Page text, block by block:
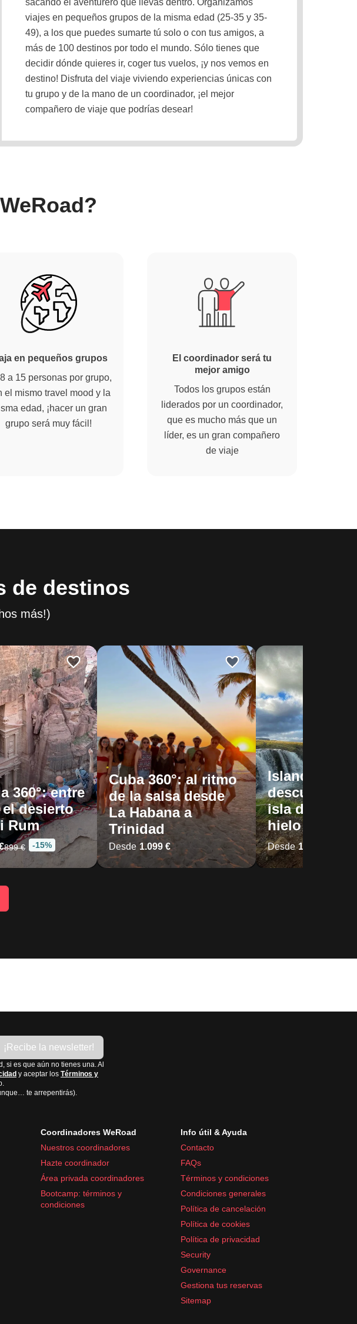
sacando el aventurero que llevas dentro. Organizamos
viajes en pequeños grupos de la misma edad (25-35 y 35-
49), a los que puedes sumarte tú solo o con tus amigos, a
más de 100 destinos por todo el mundo. Sólo tienes que
decidir dónde quieres ir, coger tus vuelos, ¡y nos vemos en
destino! Disfruta del viaje viviendo experiencias únicas con
tu grupo y de la mano de un coordinador, ¡el mejor
compañero de viaje que podrías desear!
en pequeños grupos
a 15 personas por grupo,
el mismo travel mood y la
edad, ¡hacer un gran
grupo será muy fácil!
El coordinador será tu
mejor amigo
Todos los grupos están
liderados por un coordinador,
que es mucho más que un
líder, es un gran compañero
de viaje
de destinos
más!)
360°: entre
el desierto
Rum
899 € -15%
Cuba 360°: al ritmo
de la salsa desde
La Habana a
Trinidad
Desde 1.099 €
Islandia
isla del
hielo
Desde 1.569 €
¡Recibe la newsletter!
si es que aún no tienes una. Al
y aceptar los Términos y
te arrepentirás).
Coordinadores WeRoad
Nuestros coordinadores
Hazte coordinador
Área privada coordinadores
Bootcamp: términos y
condiciones
Info útil & Ayuda
Contacto
FAQs
Términos y condiciones
Condiciones generales
Política de cancelación
Política de cookies
Política de privacidad
Security
Governance
Gestiona tus reservas
Sitemap